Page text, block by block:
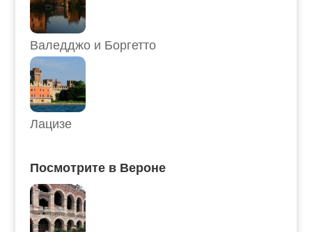
Валедджо и Боргетто
Лацизе
Посмотрите в Вероне